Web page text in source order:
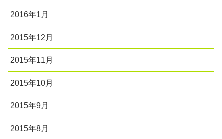
2016年1月
2015年12月
2015年11月
2015年10月
2015年9月
2015年8月